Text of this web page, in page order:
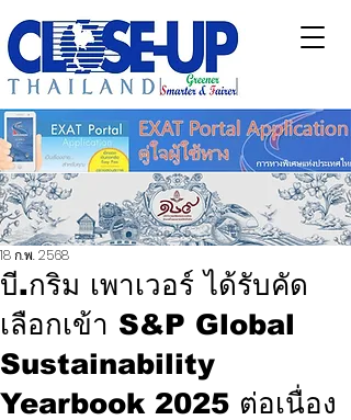
บี.กริม เพาเวอร์ ได้รับคัด
เลือกเข้า S&P Global
Sustainability
Yearbook 2025 ต่อเนื่อง
18 ก.พ. 2568